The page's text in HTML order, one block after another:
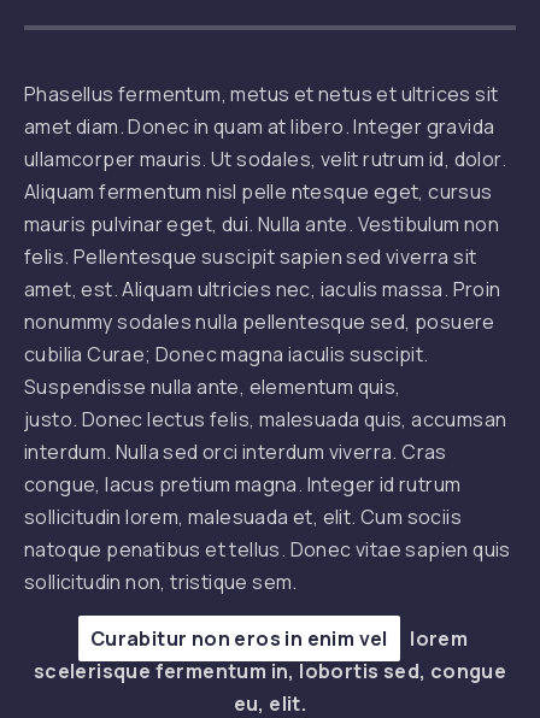
Phasellus fermentum, metus et netus et ultrices sit
amet diam. Donec in quam at libero. Integer gravida
ullamcorper mauris. Ut sodales, velit rutrum id, dolor.
Aliquam fermentum nisl pelle ntesque eget, cursus
mauris pulvinar eget, dui. Nulla ante. Vestibulum non
felis. Pellentesque suscipit sapien sed viverra sit
amet, est. Aliquam ultricies nec, iaculis massa. Proin
nonummy sodales nulla pellentesque sed, posuere
cubilia Curae; Donec magna iaculis suscipit.
Suspendisse nulla ante, elementum quis,
justo. Donec lectus felis, malesuada quis, accumsan
interdum. Nulla sed orci interdum viverra. Cras
congue, lacus pretium magna. Integer id rutrum
sollicitudin lorem, malesuada et, elit. Cum sociis
natoque penatibus et tellus. Donec vitae sapien quis
sollicitudin non, tristique sem.
Curabitur non eros in enim vel
lorem
scelerisque fermentum in, lobortis sed, congue
eu, elit.